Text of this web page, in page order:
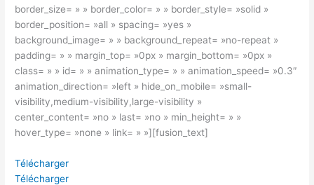
border_size= » » border_color= » » border_style= »solid »
border_position= »all » spacing= »yes »
background_image= » » background_repeat= »no-repeat »
padding= » » margin_top= »0px » margin_bottom= »0px »
class= » » id= » » animation_type= » » animation_speed= »0.3″
animation_direction= »left » hide_on_mobile= »small-
visibility,medium-visibility,large-visibility »
center_content= »no » last= »no » min_height= » »
hover_type= »none » link= » »][fusion_text]
Télécharger
Télécharger